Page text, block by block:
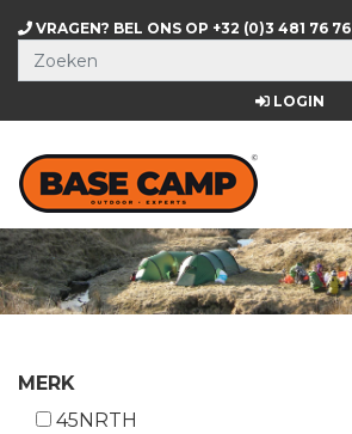
VRAGEN? BEL ONS OP +32 (0)3 481 76 76
LOGIN
MERK
45NRTH